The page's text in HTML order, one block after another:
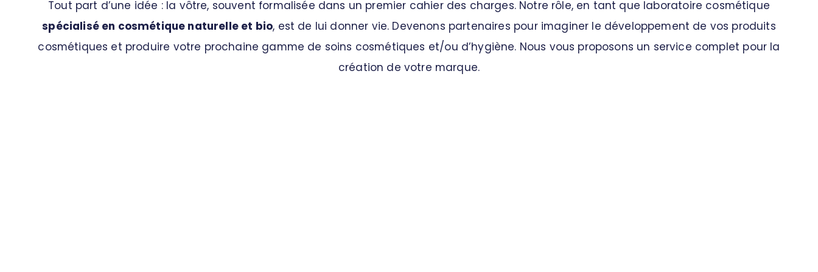
Tout part d’une idée : la vôtre, souvent formalisée dans un premier cahier des charges. Notre rôle, en tant que laboratoire cosmétique
spécialisé en cosmétique naturelle et bio, est de lui donner vie. Devenons partenaires pour imaginer le développement de vos produits
cosmétiques et produire votre prochaine gamme de soins cosmétiques et/ou d’hygiène. Nous vous proposons un service complet pour la
création de votre marque.